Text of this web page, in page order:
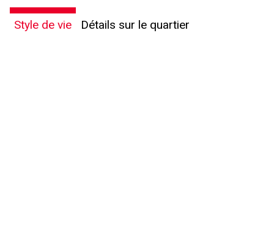
Style de vie Détails sur le quartier